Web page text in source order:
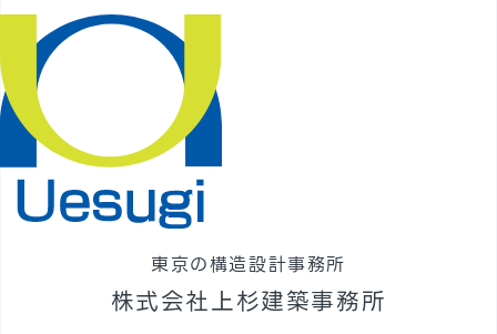
東京の構造設計事務所
株式会社上杉建築事務所